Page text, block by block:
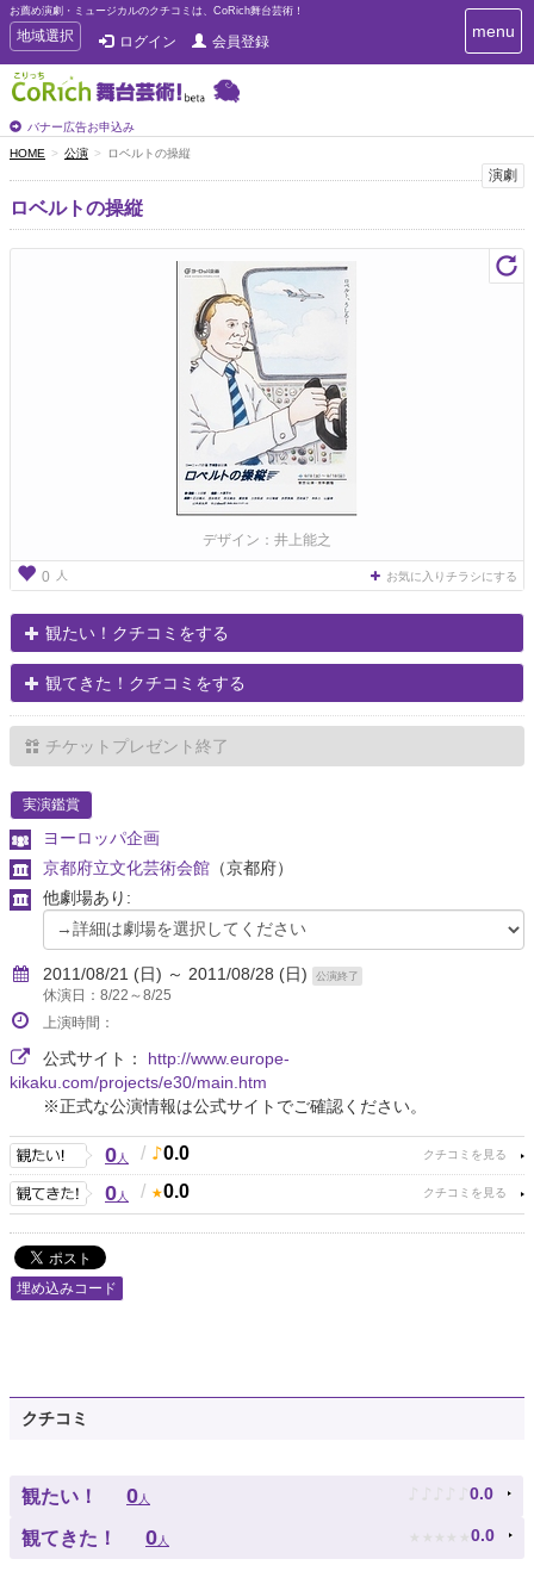
お薦め演劇・ミュージカルのクチコミは、CoRich舞台芸術！
T
o
g
g
e
n
a
i
地域選択 ログイン 会員登録
バナー広告お申込み
T
o
i
menu
HOME 公演 ロベルトの操縦
演劇
ロベルトの操縦
デザイン：井上能之
0 人 お気に入りチラシにする
観たい！クチコミをする
観てきた！クチコミをする
チケットプレゼント終了
実演鑑賞
ヨーロッパ企画
京都府立文化芸術会館 （京都府）
他劇場あり:
2011/08/21 (日) ～ 2011/08/28 (日) 公演終了
休演日：8/22～8/25
上演時間：
公式サイト： http://www.europe-
kikaku.com/projects/e30/main.htm
※正式な公演情報は公式サイトでご確認ください。
0人 / 0.0
0人 / 0.0
埋め込みコード
クチコミ
観たい！ 0人 ♪ ♪ ♪ ♪ ♪ 0.0
観てきた！ 0人 ★ ★ ★ ★ ★ 0.0